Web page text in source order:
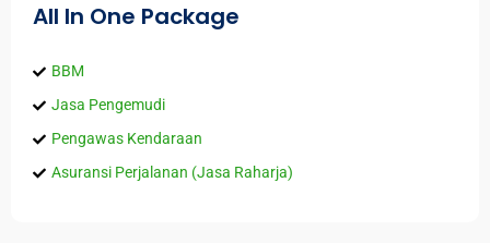
All In One Package
BBM
Jasa Pengemudi
Pengawas Kendaraan
Asuransi Perjalanan (Jasa Raharja)